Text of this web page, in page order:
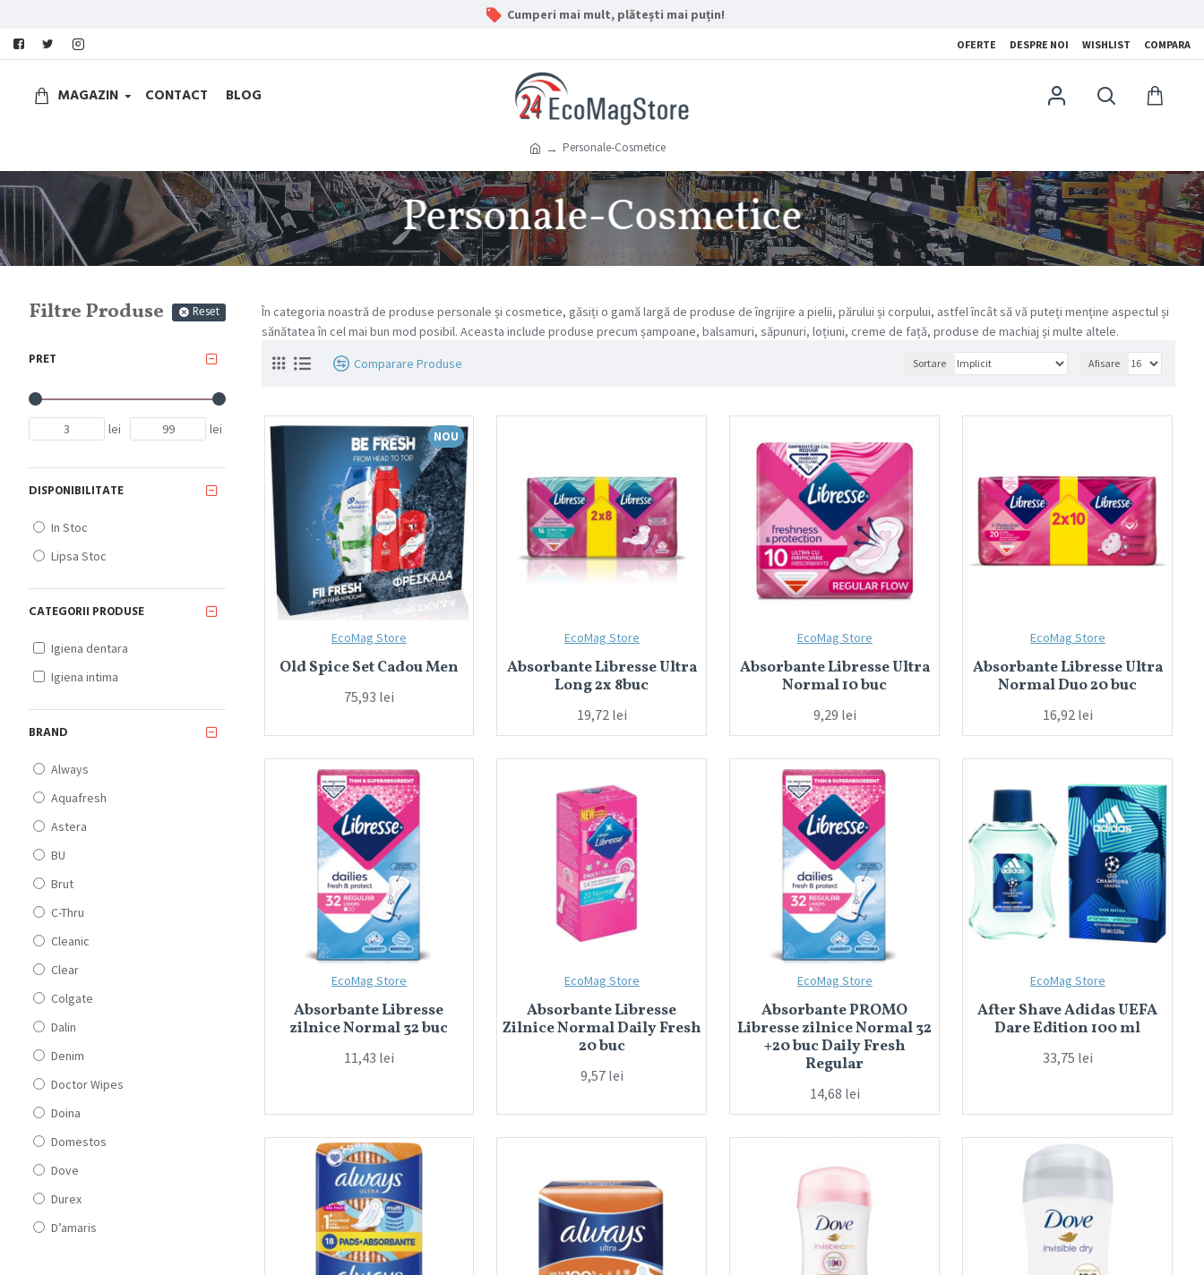
Cumperi mai mult, plătești mai puțin!
OFERTE DESPRE NOI WISHLIST COMPARA
MAGAZIN CONTACT BLOG
Personale-Cosmetice
Personale-Cosmetice
Filtre Produse Reset
PRET
lei lei
CATEGORII PRODUSE
Igiena dentara
Igiena intima
BRAND
Always
Aquafresh
Astera
BU
Brut
C-Thru
Cleanic
Clear
Colgate
Dalin
Denim
Doctor Wipes
Doina
Domestos
Dove
Durex
D’amaris
DISPONIBILITATE
In Stoc
Lipsa Stoc
În categoria noastră de produse personale și cosmetice, găsiți o gamă largă de produse de îngrijire a pielii, părului și corpului, astfel încât să vă puteți menține aspectul și
sănătatea în cel mai bun mod posibil. Aceasta include produse precum șampoane, balsamuri, săpunuri, loțiuni, creme de față, produse de machiaj și multe altele.
Comparare Produse
Sortare Afisare
NOU
EcoMag Store
Old Spice Set Cadou Men
75,93 lei
EcoMag Store
Absorbante Libresse Ultra
Long 2x 8buc
19,72 lei
EcoMag Store
Absorbante Libresse Ultra
Normal 10 buc
9,29 lei
EcoMag Store
Absorbante Libresse Ultra
Normal Duo 20 buc
16,92 lei
EcoMag Store
Absorbante Libresse
zilnice Normal 32 buc
11,43 lei
EcoMag Store
Absorbante Libresse
Zilnice Normal Daily Fresh
20 buc
9,57 lei
EcoMag Store
Absorbante PROMO
Libresse zilnice Normal 32
+20 buc Daily Fresh
Regular
14,68 lei
EcoMag Store
After Shave Adidas UEFA
Dare Edition 100 ml
33,75 lei